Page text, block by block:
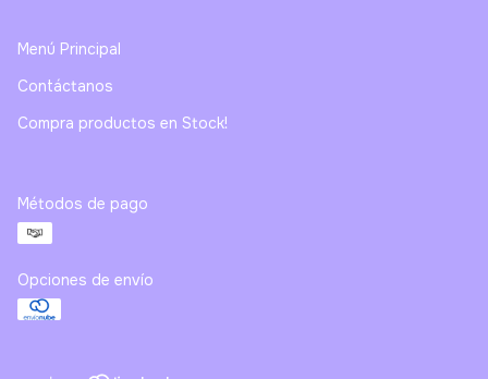
Menú Principal
Contáctanos
Compra productos en Stock!
Métodos de pago
Opciones de envío